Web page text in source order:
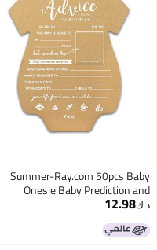
Summer-Ray.com 50pcs Baby
Onesie Baby Prediction and
Parenthood Advice Cards for Baby
Shower 5" x 7" Heavyweight (Baby
Boy)
د.ك‏12.98